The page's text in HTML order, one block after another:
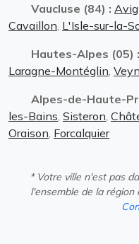
Vaucluse (84) :
Cavaillon L'Isle-sur-la-
Hautes-Alpes (05) :
Laragne-Montéglin
Alpes-de-Haute-
les-Bains Sisteron
Oraison Forcalquier
* Votre ville n'est pas
l'ensemble de la